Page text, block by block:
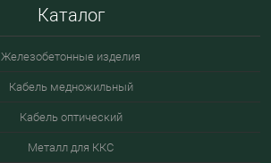
Каталог
Железобетонные изделия
Кабель медножильный
Кабель оптический
Металл для ККС